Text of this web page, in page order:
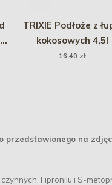
TRIXIE Podłoże z
kokosowych 4,5l
16,40 zł
przedstawionego na
Fipronilu i S-